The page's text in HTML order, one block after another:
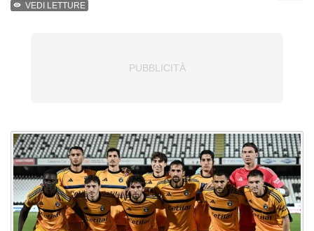
VEDI LETTURE